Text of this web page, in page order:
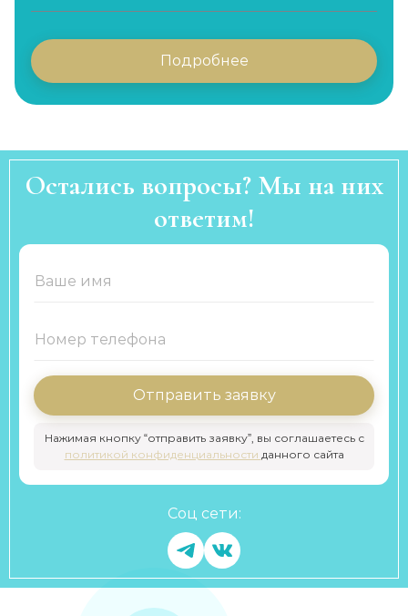
Подробнее
Остались вопросы? Мы на них
ответим!
Отправить заявку
Нажимая кнопку “отправить заявку”, вы соглашаетесь с
политикой конфиденциальности данного сайта
Соц сети: